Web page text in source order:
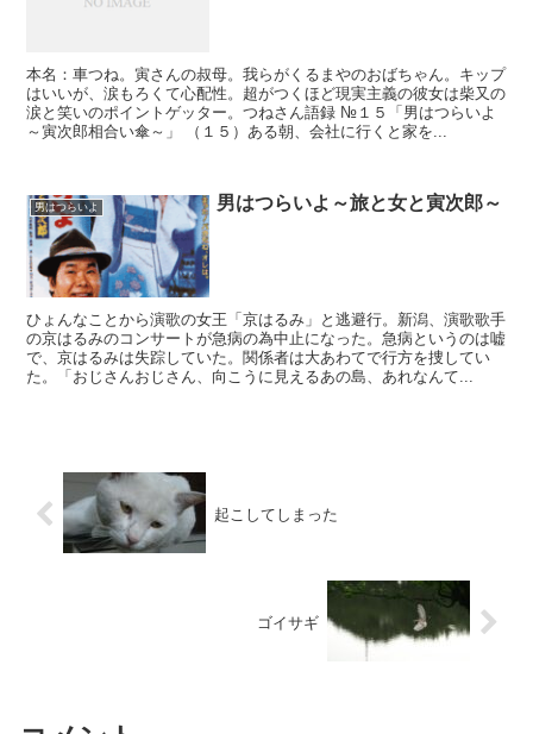
本名：車つね。寅さんの叔母。我らがくるまやのおばちゃん。キップ
はいいが、涙もろくて心配性。超がつくほど現実主義の彼女は柴又の
涙と笑いのポイントゲッター。つねさん語録 №１５「男はつらいよ
～寅次郎相合い傘～」 （１５）ある朝、会社に行くと家を...
男はつらいよ 男はつらいよ～旅と女と寅次郎～
ひょんなことから演歌の女王「京はるみ」と逃避行。新潟、演歌歌手
の京はるみのコンサートが急病の為中止になった。急病というのは嘘
で、京はるみは失踪していた。関係者は大あわてで行方を捜してい
た。「おじさんおじさん、向こうに見えるあの島、あれなんて...
起こしてしまった
ゴイサギ